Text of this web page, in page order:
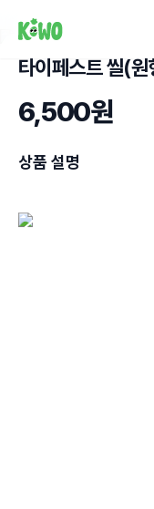
타이페스트 씰(
6,500원
상품 설명